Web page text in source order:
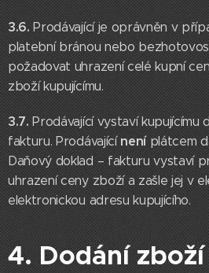
3.6.Prodávající je oprávněn v
platební bránou nebo
požadovat uhrazení celé kupní
zboží kupujícímu.
3.7.Prodávající vystaví kupujícímu
fakturu. Prodávajícínení plátcem
Daňový doklad – fakturu vystaví
uhrazení ceny zboží a zašle jej v
elektronickou adresu kupujícího.
4. Dodání zboží